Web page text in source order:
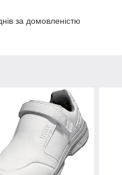
за домовленістю